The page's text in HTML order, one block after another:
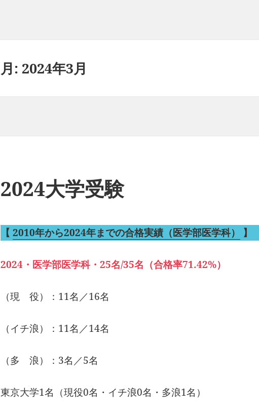
月: 2024年3月
2024大学受験
【2010年から2024年までの合格実績（医学部医学科） 】
2024・医学部医学科・25名/35名（合格率71.42%）
（現 役）：11名／16名
（イチ浪）：11名／14名
（多 浪）：3名／5名
東京大学1名（現役0名・イチ浪0名・多浪1名）